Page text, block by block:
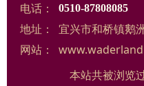
电话： 0510-87808085
地址：
宜兴市和桥镇鹅
网站：
本站共被浏览